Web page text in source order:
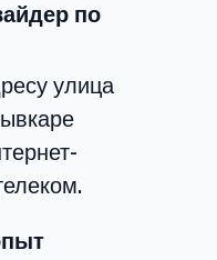
по
улица